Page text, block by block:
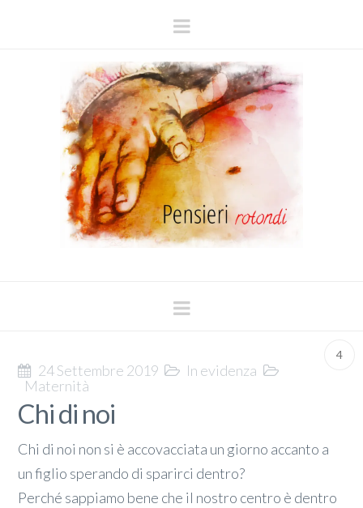
Navigation
Navigation
4
24 Settembre 2019
In evidenza
Maternità
Chi di noi
Chi di noi non si è accovacciata un giorno accanto a
un figlio sperando di sparirci dentro?
Perché sappiamo bene che il nostro centro è dentro